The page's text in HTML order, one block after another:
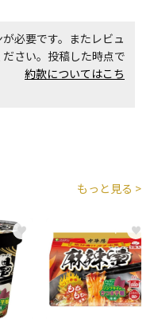
必要です。またレビュ
さい。投稿した時点で
。 約款についてはこち
もっと見る >
♥ ♥